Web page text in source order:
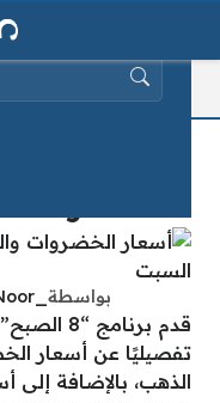
بواسطة _Noor_
تفصيليًا عن أسعار
الذهب، بالإضافة إلى
البحث عن: